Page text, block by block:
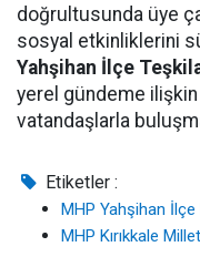
doğrultusunda üye
sosyal etkinliklerini
Yahşihan İlçe
yerel gündeme
vatandaşlarla
Etiketler :
MHP Yahşihan İlçe
MHP Kırıkkale